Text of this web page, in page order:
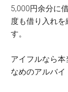
5,000円余分に
度も借り入れ
す。
アイフルなら
なめのアルバイ